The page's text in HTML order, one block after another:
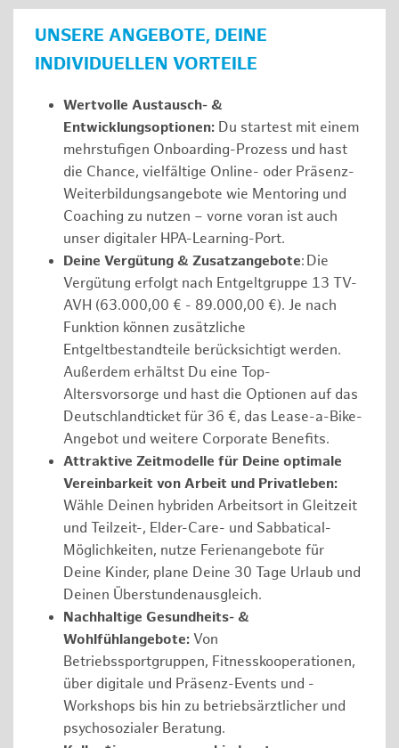
UNSERE ANGEBOTE, DEINE
INDIVIDUELLEN VORTEILE
Wertvolle Austausch- &
Entwicklungsoptionen: Du startest mit einem
mehrstufigen Onboarding-Prozess und hast
die Chance, vielfältige Online- oder Präsenz-
Weiterbildungsangebote wie Mentoring und
Coaching zu nutzen – vorne voran ist auch
unser digitaler HPA-Learning-Port.
Deine Vergütung & Zusatzangebote: Die
Vergütung erfolgt nach Entgeltgruppe 13 TV-
AVH (63.000,00 € - 89.000,00 €). Je nach
Funktion können zusätzliche
Entgeltbestandteile berücksichtigt werden.
Außerdem erhältst Du eine Top-
Altersvorsorge und hast die Optionen auf das
Deutschlandticket für 36 €, das Lease-a-Bike-
Angebot und weitere Corporate Benefits.
Attraktive Zeitmodelle für Deine optimale
Vereinbarkeit von Arbeit und Privatleben:
Wähle Deinen hybriden Arbeitsort in Gleitzeit
und Teilzeit-, Elder-Care- und Sabbatical-
Möglichkeiten, nutze Ferienangebote für
Deine Kinder, plane Deine 30 Tage Urlaub und
Deinen Überstundenausgleich.
Nachhaltige Gesundheits- &
Wohlfühlangebote: Von
Betriebssportgruppen, Fitnesskooperationen,
über digitale und Präsenz-Events und -
Workshops bis hin zu betriebsärztlicher und
psychosozialer Beratung.